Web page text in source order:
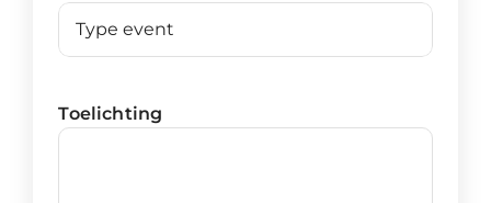
Toelichting